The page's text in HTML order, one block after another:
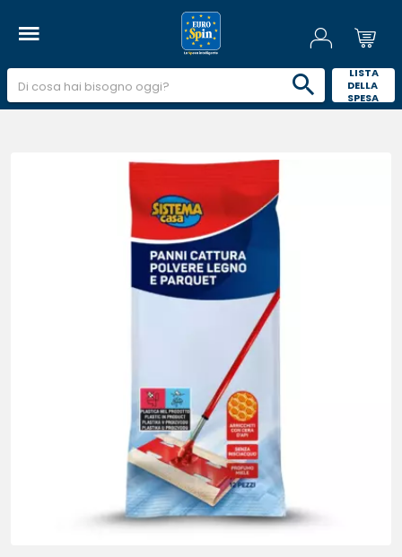
LISTA
DELLA
SPESA